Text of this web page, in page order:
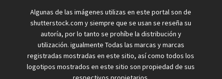
Algunas de las imágenes utilizas en este portal son de
shutterstock.com y siempre que se usan se reseña su
autoría, por lo tanto se prohíbe la distribución y
utilización. igualmente Todas las marcas y marcas
registradas mostradas en este sitio, así como todos los
logotipos mostrados en este sitio son propiedad de sus